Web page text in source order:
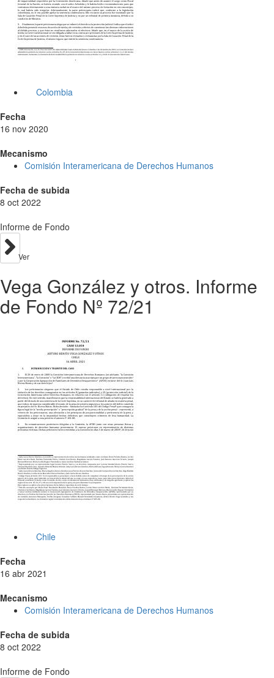
Colombia
Fecha
16 nov 2020
Mecanismo
Comisión Interamericana de Derechos Humanos
Fecha de subida
8 oct 2022
Informe de Fondo
Ver
Vega González y otros. Informe
de Fondo Nº 72/21
Chile
Fecha
16 abr 2021
Mecanismo
Comisión Interamericana de Derechos Humanos
Fecha de subida
8 oct 2022
Informe de Fondo